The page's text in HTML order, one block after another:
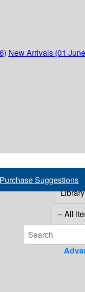
New Arrivals (01
Purchase Suggestions